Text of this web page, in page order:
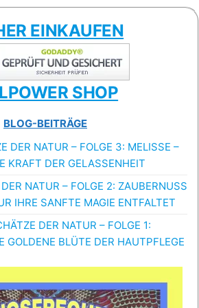
EINKAUFEN
SHOP
BLOG-BEITRÄGE
DER NATUR – FOLGE 3: MELISSE –
KRAFT DER GELASSENHEIT
NATUR – FOLGE 2: ZAUBERNUSS
IHRE SANFTE MAGIE ENTFALTET
DER NATUR – FOLGE 1:
GOLDENE BLÜTE DER HAUTPFLEGE